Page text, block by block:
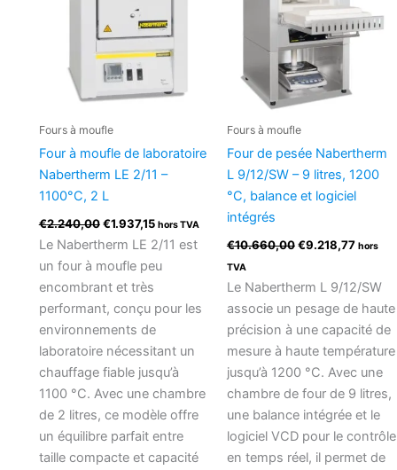
Fours à moufle
Four à moufle de laboratoire
Nabertherm LE 2/11 –
1100°C, 2 L
€2.240,00
€2.240,00.
€1.937,15 hors TVA
Le Nabertherm LE 2/11 est
un four à moufle peu
encombrant et très
performant, conçu pour les
environnements de
laboratoire nécessitant un
chauffage fiable jusqu’à
1100 °C. Avec une chambre
de 2 litres, ce modèle offre
un équilibre parfait entre
taille compacte et capacité
Fours à moufle
Four de pesée Nabertherm
L 9/12/SW – 9 litres, 1200
°C, balance et logiciel
intégrés
€10.660,00
€10.660,00.
€9.218,77 hors
TVA
Le Nabertherm L 9/12/SW
associe un pesage de haute
précision à une capacité de
mesure à haute température
jusqu’à 1200 °C. Avec une
chambre de four de 9 litres,
une balance intégrée et le
logiciel VCD pour le contrôle
en temps réel, il permet de